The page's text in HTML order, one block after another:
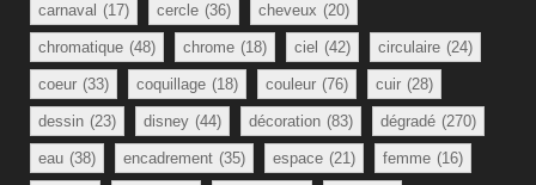
carnaval (17) cercle (36) cheveux (20)
chromatique (48) chrome (18) ciel (42) circulaire (24)
coeur (33) coquillage (18) couleur (76) cuir (28)
dessin (23) disney (44) décoration (83) dégradé (270)
eau (38) encadrement (35) espace (21) femme (16)